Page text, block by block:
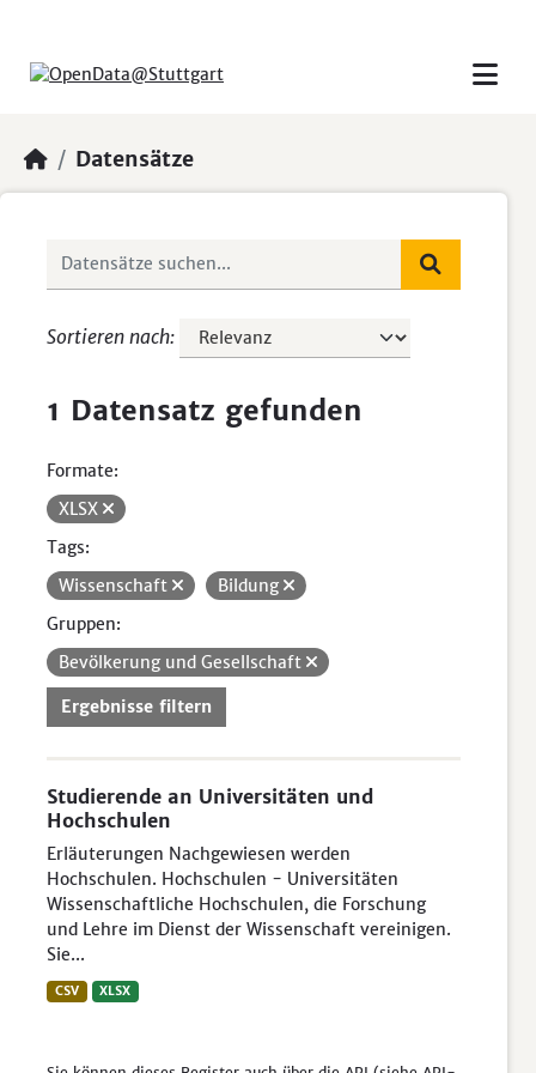
Datensätze
Sortieren nach
1 Datensatz gefunden
Formate:
XLSX
Tags:
Wissenschaft
Bildung
Gruppen:
Bevölkerung und Gesellschaft
Ergebnisse filtern
Studierende an Universitäten und
Hochschulen
Erläuterungen Nachgewiesen werden
Hochschulen. Hochschulen - Universitäten
Wissenschaftliche Hochschulen, die Forschung
und Lehre im Dienst der Wissenschaft vereinigen.
Sie...
CSV XLSX